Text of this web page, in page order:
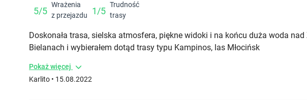
5/5
Wrażenia
z przejazdu
1/5
Trudność
trasy
Doskonała trasa, sielska atmosfera, piękne widoki i na końcu duża woda
Bielanach i wybierałem dotąd trasy typu Kampinos, las Młocińsk
Pokaż więcej
Karlito • 15.08.2022